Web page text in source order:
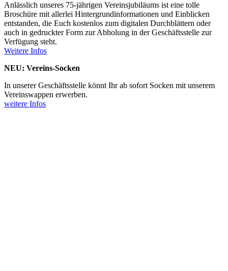
Anlässlich unseres 75-jährigen Vereinsjubiläums ist eine tolle
Broschüre mit allerlei Hintergrundinformationen und Einblicken
entstanden, die Euch kostenlos zum digitalen Durchblättern oder
auch in gedruckter Form zur Abholung in der Geschäftsstelle zur
Verfügung steht.
Weitere Infos
NEU: Vereins-Socken
In unserer Geschäftsstelle könnt Ihr ab sofort Socken mit unserem
Vereinswappen erwerben.
weitere Infos